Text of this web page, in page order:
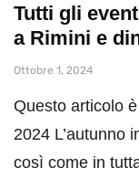
Tutti gli
a Rimini e
Ottobre 1, 2024
Questo articolo
2024 L’autunno
così come in